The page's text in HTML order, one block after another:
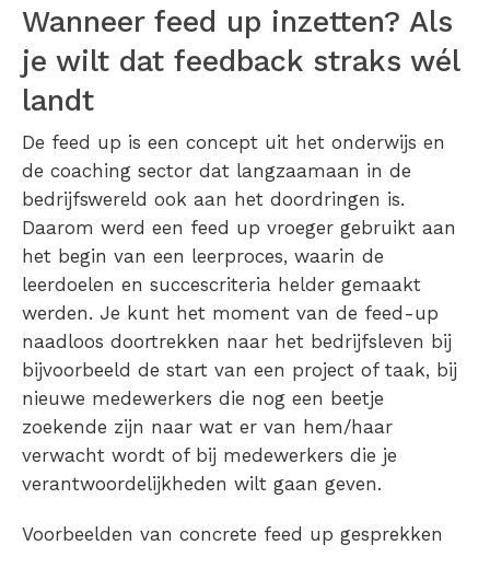
Wanneer feed up inzetten? Als
je wilt dat feedback straks wél
landt
De feed up is een concept uit het onderwijs en
de coaching sector dat langzaamaan in de
bedrijfswereld ook aan het doordringen is.
Daarom werd een feed up vroeger gebruikt aan
het begin van een leerproces, waarin de
leerdoelen en succescriteria helder gemaakt
werden. Je kunt het moment van de feed-up
naadloos doortrekken naar het bedrijfsleven bij
bijvoorbeeld de start van een project of taak, bij
nieuwe medewerkers die nog een beetje
zoekende zijn naar wat er van hem/haar
verwacht wordt of bij medewerkers die je
verantwoordelijkheden wilt gaan geven.
Voorbeelden van concrete feed up gesprekken